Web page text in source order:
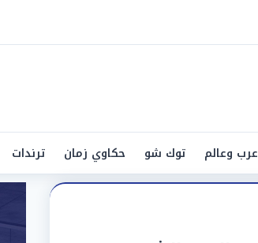
عرب وعالم توك شو حكاوي زمان ترندات